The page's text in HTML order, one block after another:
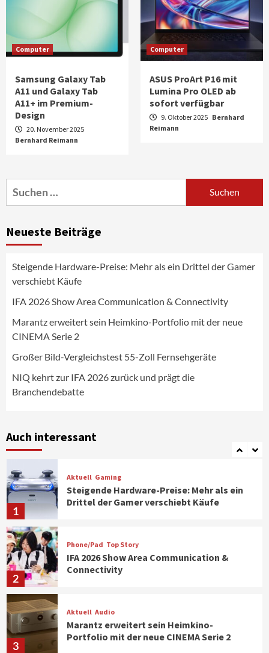
Computer
Samsung Galaxy Tab
A11 und Galaxy Tab
A11+ im Premium-
Design
20. November 2025
Bernhard Reimann
Computer
ASUS ProArt P16 mit
Lumina Pro OLED ab
sofort verfügbar
9. Oktober 2025 Bernhard
Reimann
Suchen
nach:
Neueste Beiträge
Steigende Hardware-Preise: Mehr als ein Drittel der Gamer
verschiebt Käufe
IFA 2026 Show Area Communication & Connectivity
Marantz erweitert sein Heimkino-Portfolio mit der neue
CINEMA Serie 2
Großer Bild-Vergleichstest 55-Zoll Fernsehgeräte
NIQ kehrt zur IFA 2026 zurück und prägt die
Branchendebatte
Auch interessant
Aktuell
4
News aus dem Internet
Fernsehgeräte
5
NIQ kehrt zur IFA 2026 zurück und prägt
die Branchendebatte
6
Aktuell
CHERRY baut Vertriebsteam in
7
Klimageräte und Ventilatoren
1
Aktuell Gaming
Steigende Hardware-Preise: Mehr als ein
Drittel der Gamer verschiebt Käufe
2
Phone/Pad Top Story
IFA 2026 Show Area Communication &
Connectivity
3
Aktuell Audio
Marantz erweitert sein Heimkino-
Portfolio mit der neue CINEMA Serie 2